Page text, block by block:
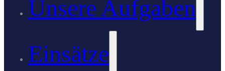
Unsere Aufgaben
Einsätze